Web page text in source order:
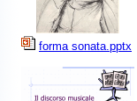
forma sonata.pptx